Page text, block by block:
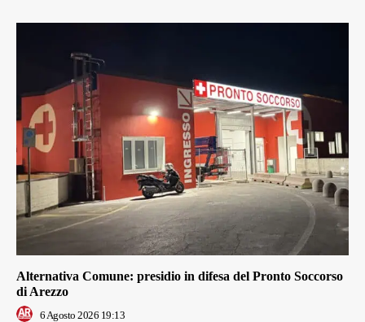
Alternativa Comune: presidio in difesa del Pronto Soccorso
di Arezzo
6 Agosto 2026 19:13